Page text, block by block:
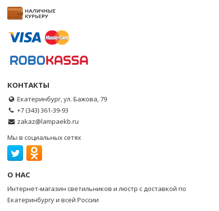
КОНТАКТЫ
Екатеринбург, ул. Бажова, 79
+7 (343) 361-39-93
zakaz@lampaekb.ru
Мы в социальных сетях
О НАС
Интернет-магазин светильников и люстр с доставкой по
Екатеринбургу и всей России